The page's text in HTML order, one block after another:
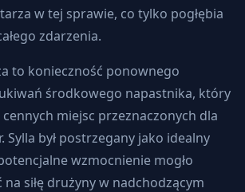
w tej sprawie, co tylko pogłębia
zdarzenia.
to konieczność ponownego
środkowego napastnika, który
cennych miejsc przeznaczonych dla
Sylla był postrzegany jako idealny
wzmocnienie mogło
na siłę drużyny w nadchodzącym